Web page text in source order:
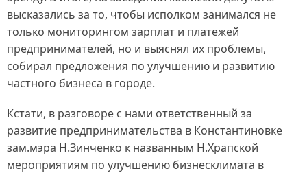
высказались за то, чтобы исполком занимался не
только мониторингом зарплат и платежей
предпринимателей, но и выяснял их проблемы,
собирал предложения по улучшению и развитию
частного бизнеса в городе.
Кстати, в разговоре с нами ответственный за
развитие предпринимательства в Константиновке
зам.мэра Н.Зинченко к названным Н.Храпской
мероприятиям по улучшению бизнесклимата в